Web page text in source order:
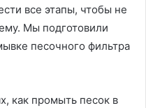
все этапы, чтобы не
Мы подготовили
песочного фильтра
как промыть песок в